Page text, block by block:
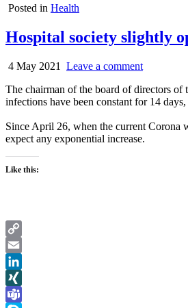
Posted in Health
Hospital society slightly
4 May 2021
Leave a comment
The chairman of the board of directors
infections have been constant for 14
Since April 26, when the current Corona
expect any exponential increase.
Like this:
Copy
Link
Email
LinkedIn
XING